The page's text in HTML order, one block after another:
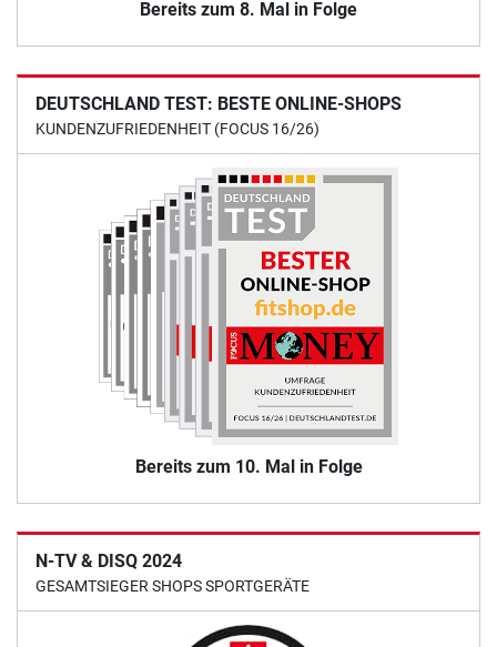
Bereits zum 8. Mal in Folge
DEUTSCHLAND TEST: BESTE ONLINE-SHOPS
KUNDENZUFRIEDENHEIT (FOCUS 16/26)
Bereits zum 10. Mal in Folge
N-TV & DISQ 2024
GESAMTSIEGER SHOPS SPORTGERÄTE